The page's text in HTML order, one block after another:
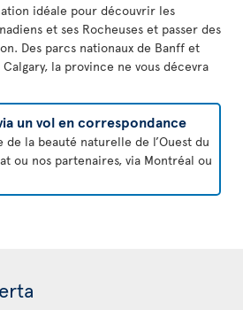
idéale pour découvrir les
et ses Rocheuses et passer des
Des parcs nationaux de Banff et
la province ne vous décevra
un vol en correspondance
de la beauté naturelle de l’Ouest du
ou nos partenaires, via Montréal ou